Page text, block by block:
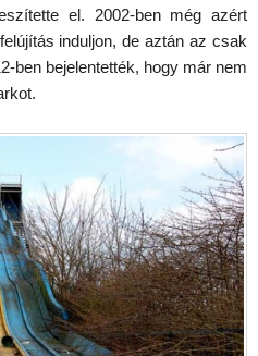
el. 2002-ben még azért
induljon, de aztán az csak
ben bejelentették, hogy már nem